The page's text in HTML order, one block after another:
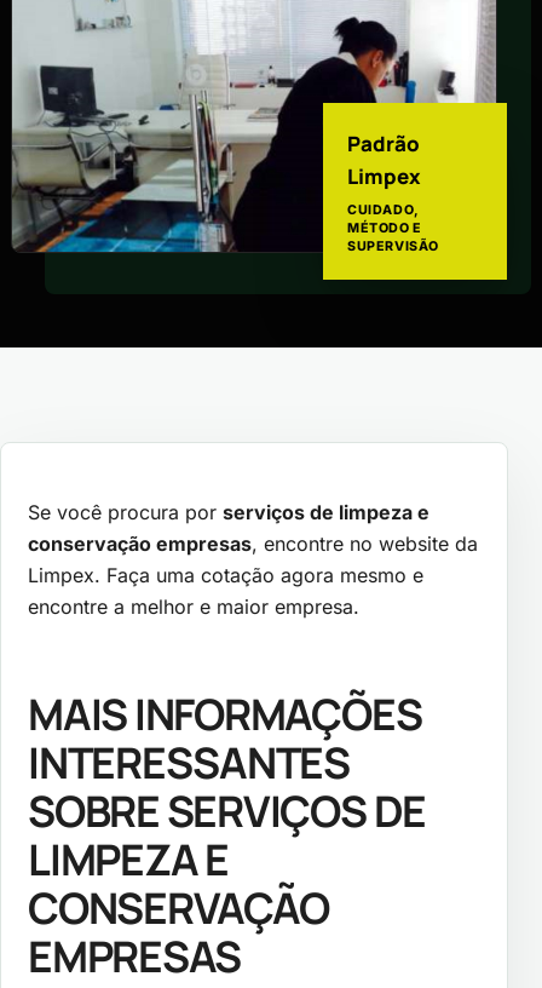
Padrão
Limpex
CUIDADO,
MÉTODO E
SUPERVISÃO
Se você procura por serviços de limpeza e
conservação empresas, encontre no website da
Limpex. Faça uma cotação agora mesmo e
encontre a melhor e maior empresa.
MAIS INFORMAÇÕES
INTERESSANTES
SOBRE SERVIÇOS DE
LIMPEZA E
CONSERVAÇÃO
EMPRESAS